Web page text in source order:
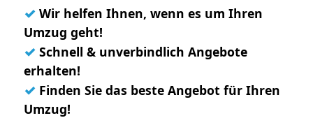
✓ Wir helfen Ihnen, wenn es um Ihren
Umzug geht!
✓ Schnell & unverbindlich Angebote
erhalten!
✓ Finden Sie das beste Angebot für Ihren
Umzug!